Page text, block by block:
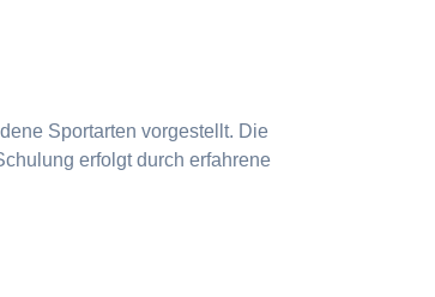
Sportarten vorgestellt. Die
erfolgt durch erfahrene